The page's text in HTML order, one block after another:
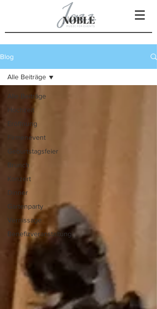
Blog
Alle Beiträge
Hochzeit
Eröffnung
Firmenevent
Geburtstagsfeier
Brunch
Konzert
Dinner
Gartenparty
Vernissage
Benefizveranstaltung
Alle Beiträge